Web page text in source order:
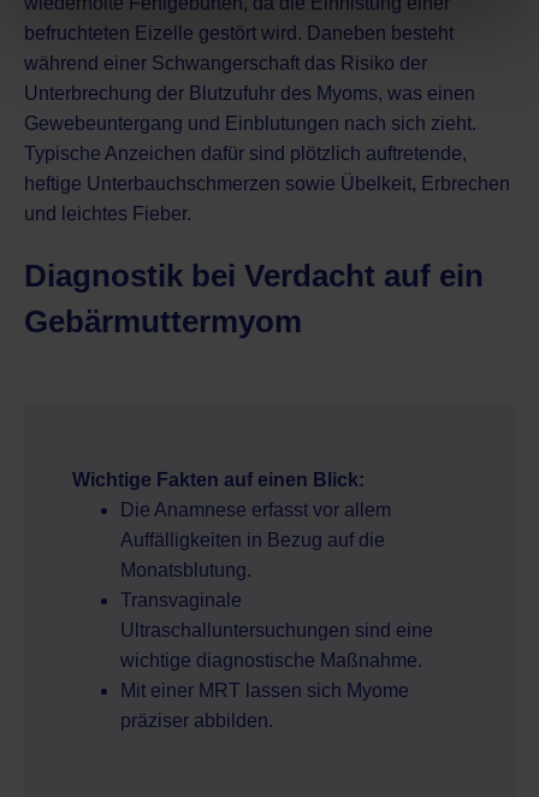
befruchteten Eizelle gestört wird. Daneben besteht
während einer Schwangerschaft das Risiko der
Unterbrechung der Blutzufuhr des Myoms, was einen
Gewebeuntergang und Einblutungen nach sich zieht.
Typische Anzeichen dafür sind plötzlich auftretende,
heftige Unterbauchschmerzen sowie Übelkeit, Erbrechen
und leichtes Fieber.
Diagnostik bei Verdacht auf ein
Gebärmuttermyom
Wichtige Fakten auf einen Blick:
Die Anamnese erfasst vor allem
Auffälligkeiten in Bezug auf die
Monatsblutung.
Transvaginale
Ultraschalluntersuchungen sind eine
wichtige diagnostische Maßnahme.
Mit einer MRT lassen sich Myome
präziser abbilden.